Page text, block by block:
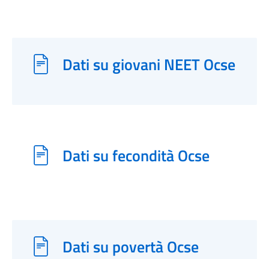
Dati su giovani NEET Ocse
Dati su fecondità Ocse
Dati su povertà Ocse